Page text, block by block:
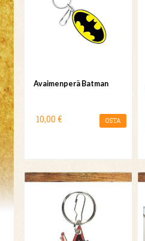
Avaimenperä Batman
10,00 € OSTA